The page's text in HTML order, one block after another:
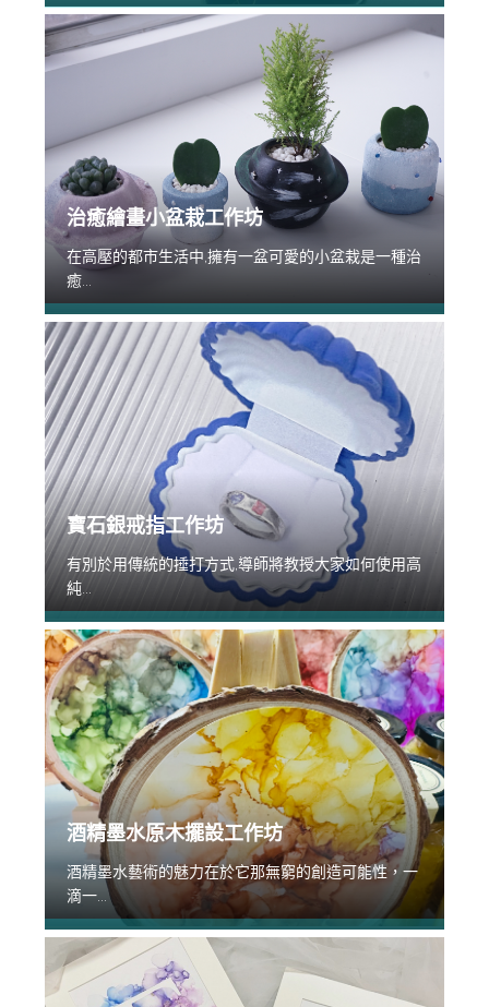
治癒繪畫小盆栽工作坊
在高壓的都市生活中,擁有一盆可愛的小盆栽是一種治
癒...
寶石銀戒指工作坊
有別於用傳統的捶打方式,導師將教授大家如何使用高
純...
酒精墨水原木擺設工作坊
酒精墨水藝術的魅力在於它那無窮的創造可能性，一
滴一...